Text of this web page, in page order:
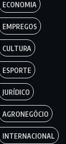
ECONOMIA
EMPREGOS
CULTURA
ESPORTE
JURÍDICO
AGRONEGÓCIO
INTERNACIONAL